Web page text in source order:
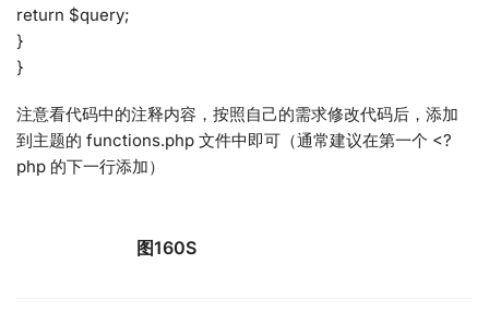
return $query;
}
}
注意看代码中的注释内容，按照自己的需求修改代码后，添加
到主题的 functions.php 文件中即可（通常建议在第一个 <?
php 的下一行添加）
图160S